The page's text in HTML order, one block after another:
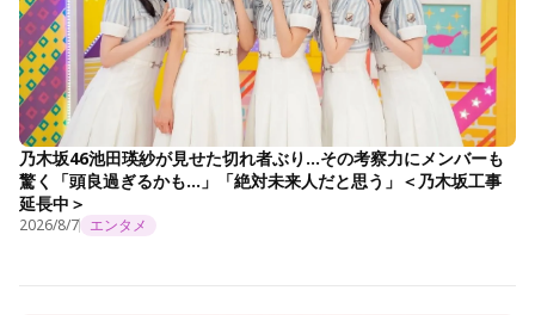
乃木坂46池田瑛紗が見せた切れ者ぶり…その考察力にメンバーも
驚く「頭良過ぎるかも…」「絶対未来人だと思う」＜乃木坂工事
延長中＞
2026/8/7 エンタメ